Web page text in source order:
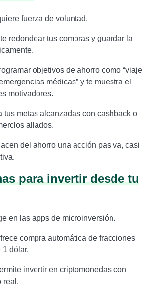
fuerza de voluntad.
redondear tus compras y guardar la
objetivos de ahorro como “viaje
médicas” y te muestra el
motivadores.
tus metas alcanzadas con cashback o
aliados.
del ahorro una acción pasiva, casi
para invertir desde tu
en las apps de microinversión.
compra automática de fracciones
1 dólar.
invertir en criptomonedas con
real.